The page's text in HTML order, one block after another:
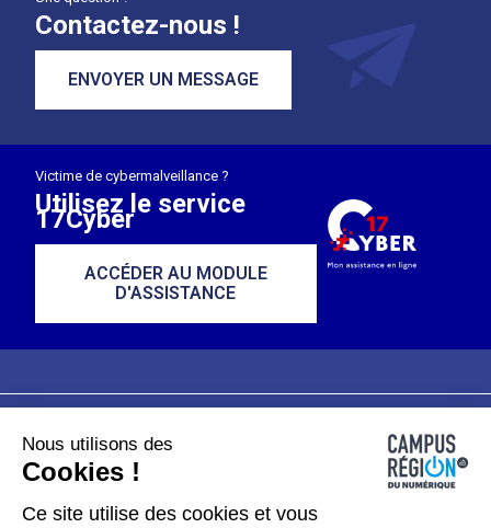
Contactez-nous !
ENVOYER UN MESSAGE
Victime de cybermalveillance ?
Utilisez le service
17Cyber
ACCÉDER AU MODULE
D'ASSISTANCE
Plan du site
Données personnelles
Nous utilisons des
Cookies !
Ce site utilise des cookies et vous